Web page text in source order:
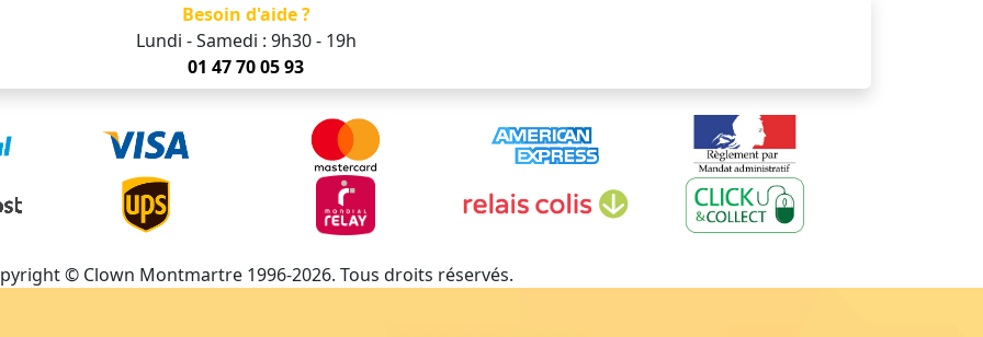
Besoin d'aide ?
Lundi - Samedi : 9h30 - 19h
01 47 70 05 93
© Clown Montmartre 1996-2026. Tous droits réservés.